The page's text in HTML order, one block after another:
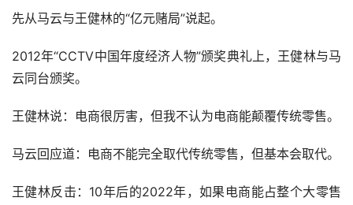
先从马云与王健林的“亿元赌局”说起。
2012年“CCTV中国年度经济人物”颁奖典礼上，王健林与马
云同台颁奖。
王健林说：电商很厉害，但我不认为电商能颠覆传统零售。
马云回应道：电商不能完全取代传统零售，但基本会取代。
王健林反击：10年后的2022年，如果电商能占整个大零售